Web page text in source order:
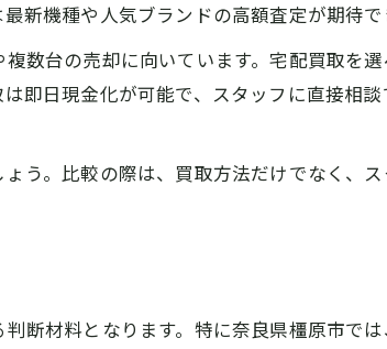
新機種や人気ブランドの高額査定が期待で
数台の売却に向いています。宅配買取を
即日現金化が可能で、スタッフに直接相
う。比較の際は、買取方法だけでなく、
断材料となります。特に奈良県橿原市で